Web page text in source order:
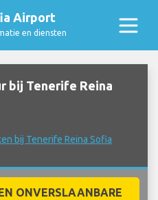
Airport
en diensten
bij Tenerife Reina
bij Tenerife Reina Sofia
ONVERSLAANBARE